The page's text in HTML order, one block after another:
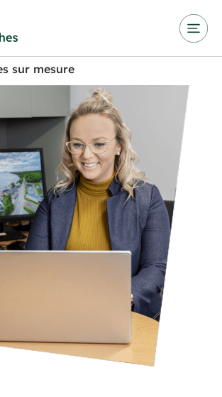
sur mesure